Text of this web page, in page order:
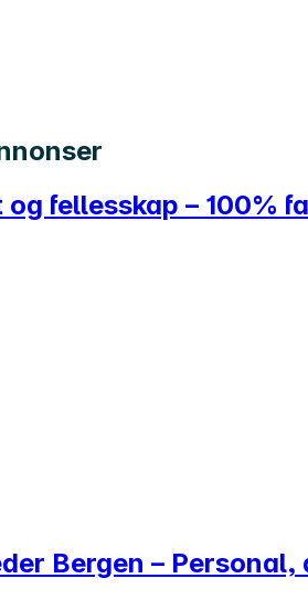
og fellesskap – 100%
Bergen –